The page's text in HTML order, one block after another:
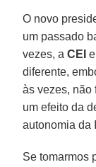
O novo
um passado
vezes, aCEI
diferente,
às vezes, não
um efeito da
autonomia da
Se tomarmos